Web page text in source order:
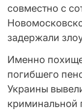
совместно с
задержали
Именно
погибшего
Украины
криминальной